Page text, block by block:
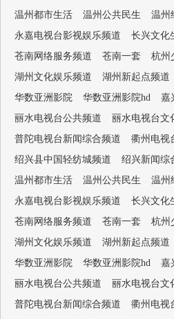
温州都市生活
温州公共民生 温州
永嘉电视台影视娱乐频道
长兴文化
苍南网络服务频道
苍南一套 杭州
湖州文化娱乐频道
湖州新起点频道
华数亚洲影院
华数亚洲影院hd 嘉
丽水电视台公共频道
丽水电视台文
普陀电视台新闻综合频道
衢州电视
绍兴县中国轻纺城频道
绍兴新闻综
温州都市生活
温州公共民生 温州
永嘉电视台影视娱乐频道
长兴文化
苍南网络服务频道
苍南一套 杭州
湖州文化娱乐频道
湖州新起点频道
华数亚洲影院
华数亚洲影院hd 嘉
丽水电视台公共频道
丽水电视台文
普陀电视台新闻综合频道
衢州电视